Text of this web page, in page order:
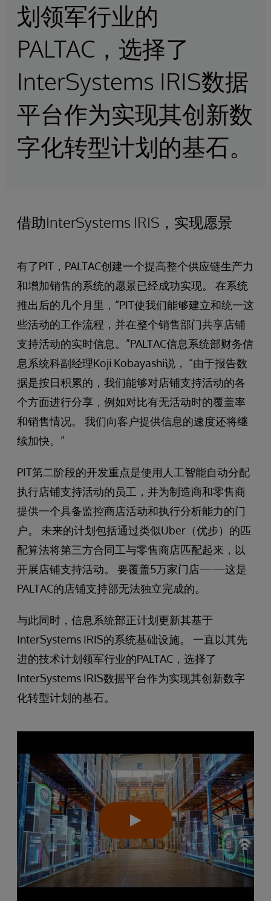
划领军行业的
PALTAC，选择了
InterSystems IRIS数据
平台作为实现其创新数
字化转型计划的基石。
借助InterSystems IRIS，实现愿景
有了PIT，PALTAC创建一个提高整个供应链生产力
和增加销售的系统的愿景已经成功实现。 在系统
推出后的几个月里，“PIT使我们能够建立和统一这
些活动的工作流程，并在整个销售部门共享店铺
支持活动的实时信息。”PALTAC信息系统部财务信
息系统科副经理Koji Kobayashi说， “由于报告数
据是按日积累的，我们能够对店铺支持活动的各
个方面进行分享，例如对比有无活动时的覆盖率
和销售情况。 我们向客户提供信息的速度还将继
续加快。”
PIT第二阶段的开发重点是使用人工智能自动分配
执行店铺支持活动的员工，并为制造商和零售商
提供一个具备监控商店活动和执行分析能力的门
户。 未来的计划包括通过类似Uber（优步）的匹
配算法将第三方合同工与零售商店匹配起来，以
开展店铺支持活动。 要覆盖5万家门店——这是
PALTAC的店铺支持部无法独立完成的。
与此同时，信息系统部正计划更新其基于
InterSystems IRIS的系统基础设施。 一直以其先
进的技术计划领军行业的PALTAC，选择了
InterSystems IRIS数据平台作为实现其创新数字
化转型计划的基石。